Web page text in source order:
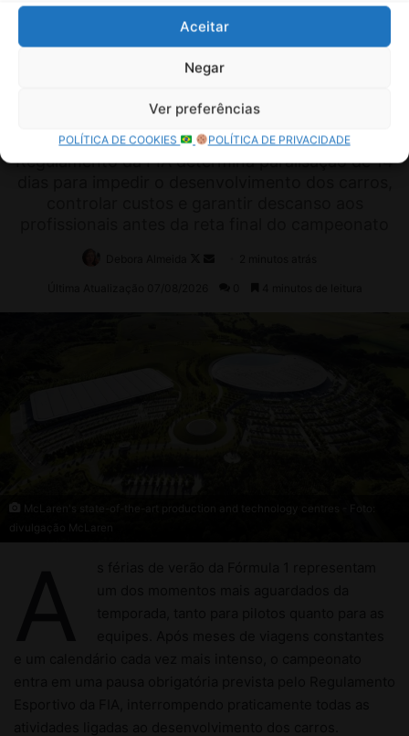
Aceitar
Negar
Ver preferências
POLÍTICA DE COOKIES POLÍTICA DE PRIVACIDADE